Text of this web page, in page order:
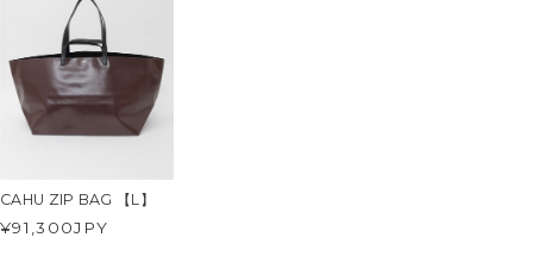
CAHU ZIP BAG 【L】
¥91,300JPY